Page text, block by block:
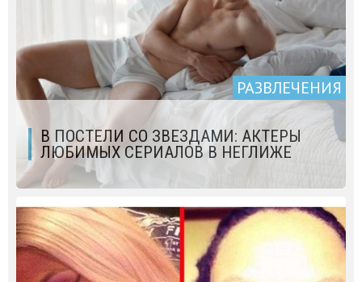
РАЗВЛЕЧЕНИЯ
В ПОСТЕЛИ СО ЗВЕЗДАМИ: АКТЕРЫ
ЛЮБИМЫХ СЕРИАЛОВ В НЕГЛИЖЕ